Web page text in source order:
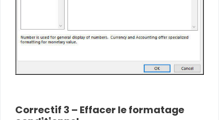
Correctif 3 – Effacer le formatage